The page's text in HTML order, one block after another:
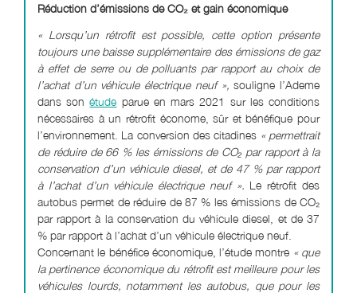
Réduction d’émissions de CO₂ et gain économique
« Lorsqu’un rétrofit est possible, cette option présente
toujours une baisse supplémentaire des émissions de gaz
à effet de serre ou de polluants par rapport au choix de
l’achat d’un véhicule électrique neuf », souligne l’Ademe
dans sonétude parue en mars 2021 sur les conditions
nécessaires à un rétrofit économe, sûr et bénéfique pour
l’environnement. La conversion des citadines « permettrait
de réduire de 66 % les émissions de CO₂ par rapport à la
conservation d’un véhicule diesel, et de 47 % par rapport
à l’achat d’un véhicule électrique neuf ». Le rétrofit des
autobus permet de réduire de 87 % les émissions de CO₂
par rapport à la conservation du véhicule diesel, et de 37
% par rapport à l’achat d’un véhicule électrique neuf.
Concernant le bénéfice économique, l’étude montre « que
la pertinence économique du rétrofit est meilleure pour les
véhicules lourds, notamment les autobus, que pour les